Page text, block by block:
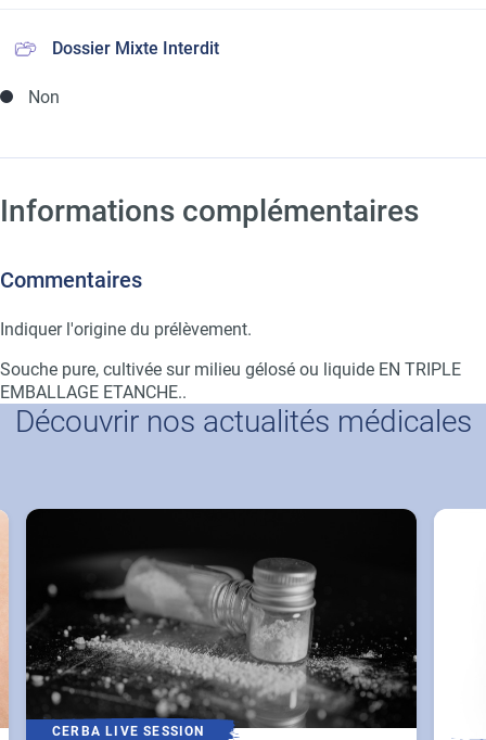
Dossier Mixte Interdit
Non
Informations complémentaires
Commentaires
Indiquer l'origine du prélèvement.
Souche pure, cultivée sur milieu gélosé ou liquide EN TRIPLE
EMBALLAGE ETANCHE..
Découvrir nos actualités médicales
CERBA LIVE SESSION